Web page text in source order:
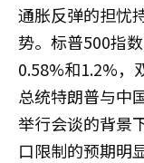
通胀反弹的担忧
势。标普500指
0.58%和1.2%，
总统特朗普与中
举行会谈的背景
口限制的预期明